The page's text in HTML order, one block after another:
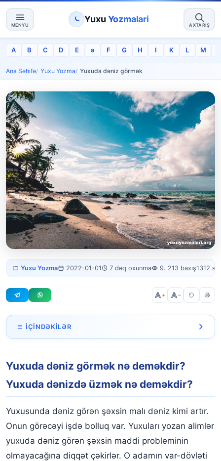
MENYU
Yuxu Yozmalari
AXTARIŞ
A B C D E ə F G H I K L M
Ana Səhifə Yuxu Yozma Yuxuda dəniz görmək
Yuxuda dəniz
görmək
Yuxu Yozma 2022-01-01 7 dəq oxunma 9. 213 baxış1312
+ –
İÇINDƏKILƏR
Yuxuda qırmızı dəniz görmək nə deməkdir?
Yuxuda mavi dəniz görmək
Yuxuda dənizdə üzmək nə deməkdir?
Yuxuda suda boğulmaq nə deməkdir?
Yuxuda dəniz görmək nə deməkdir?
Yuxuda dənizdə üzmək nə deməkdir?
Yuxusunda dəniz görən şəxsin malı dəniz kimi artır.
Onun görəcəyi işdə bolluq var. Yuxuları yozan alimlər
yuxuda dəniz görən şəxsin maddi probleminin
olmayacağına diqqət çəkirlər. O adamın var-dövləti